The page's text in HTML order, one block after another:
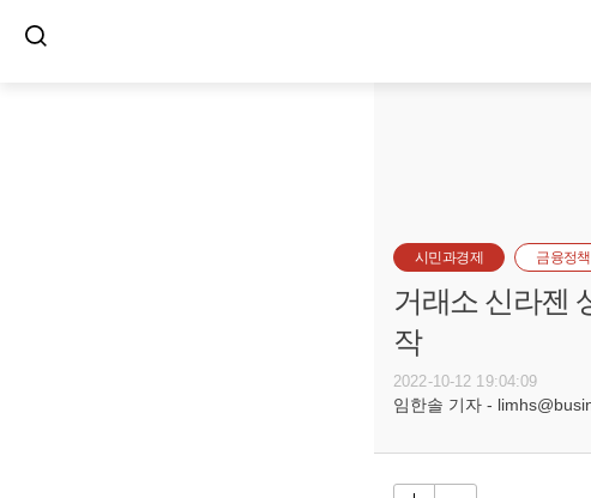
시민과경제 금융정책
거래소 신라젠
작
2022-10-12 19:04:09
임한솔 기자 -